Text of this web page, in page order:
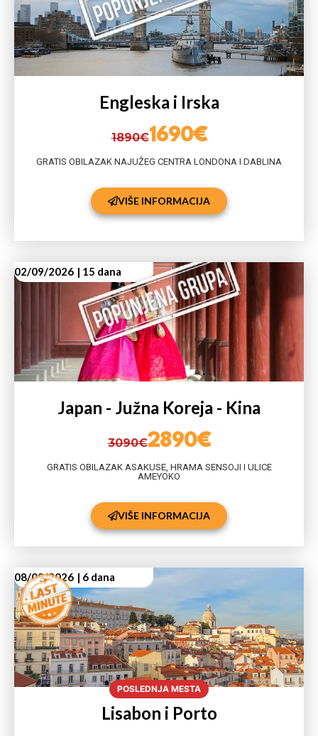
Engleska i Irska
1890€1690€
GRATIS OBILAZAK NAJUŽEG CENTRA LONDONA I DABLINA
VIŠE INFORMACIJA
02/09/2026 | 15 dana
Japan - Južna Koreja - Kina
3090€2890€
GRATIS OBILAZAK ASAKUSE, HRAMA SENSOJI I ULICE
AMEYOKO
VIŠE INFORMACIJA
08/09/2026 | 6 dana
POSLEDNJA MESTA
Lisabon i Porto